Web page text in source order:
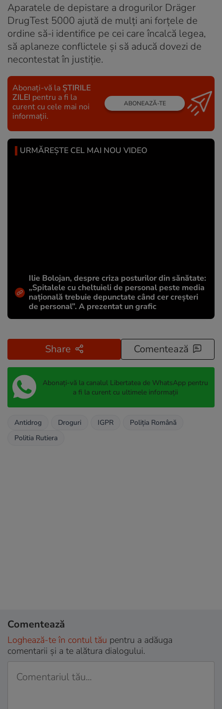
Aparatele de depistare a drogurilor Dräger
DrugTest 5000 ajută de mulți ani forțele de
ordine să-i identifice pe cei care încalcă legea,
să aplaneze conflictele și să aducă dovezi de
necontestat în justiție.
Abonați-vă la ȘTIRILE
ZILEI pentru a fi la
curent cu cele mai noi
informații.
ABONEAZĂ-TE
URMĂREȘTE CEL MAI NOU VIDEO
Ilie Bolojan, despre criza posturilor din sănătate:
„Spitalele cu cheltuieli de personal peste media
națională trebuie depunctate când cer creșteri
de personal”. A prezentat un grafic
Share Comentează
Abonați-vă la canalul Libertatea de WhatsApp pentru
a fi la curent cu ultimele informații
Antidrog Droguri IGPR
Poliția Română
Politia Rutiera
Comentează
Loghează-te în contul tău pentru a adăuga
comentarii și a te alătura dialogului.